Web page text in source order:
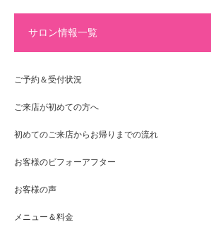
サロン情報一覧
ご予約＆受付状況
ご来店が初めての方へ
初めてのご来店からお帰りまでの流れ
お客様のビフォーアフター
お客様の声
メニュー＆料金